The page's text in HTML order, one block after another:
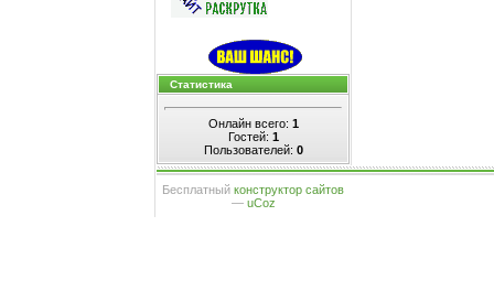
Статистика
Онлайн всего: 1
Гостей: 1
Пользователей: 0
Бесплатный конструктор сайтов
— uCoz